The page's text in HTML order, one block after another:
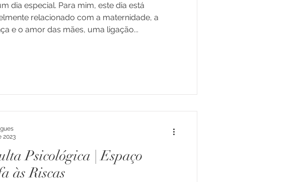
Crianças e Jovens
dia especial. Para mim, este dia está
relacionado com a maternidade, a
e o amor das mães, uma ligação...
Psicológica | Espaço
às Riscas
2023